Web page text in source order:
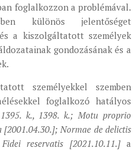
foglalkozzon a problémával.
különös jelentőséget
a kiszolgáltatott személyek
gondozásának és a
személyekkel szemben
foglalkozó hatályos
k., 1398. k.; Motu proprio
Normae de delictis
reservatis [2021.10.11.] a